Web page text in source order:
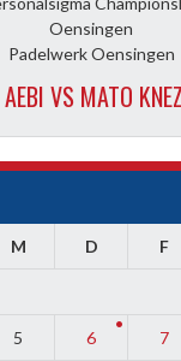
Oensingen
Padelwerk Oensingen
VS MATO
M D F
5 6 7